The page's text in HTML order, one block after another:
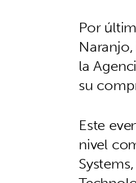
Por
la
su
Este
nivel